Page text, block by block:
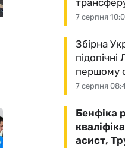
7 серпня
7 серпня
Збірна
першому
Бенфіка
асист,